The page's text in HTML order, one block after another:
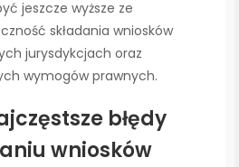
jeszcze wyższe ze
składania wniosków
jurysdykcjach oraz
wymogów prawnych.
błędy
wniosków